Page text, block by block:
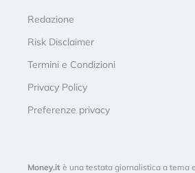
Redazione
Risk Disclaimer
Termini e Condizioni
Privacy Policy
Preferenze privacy
Money.it è una testata giornalistica a tema